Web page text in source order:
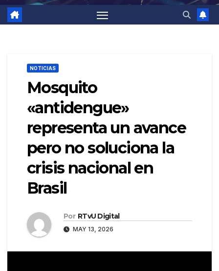
NOTICIAS
Mosquito
«antidengue»
representa un avance
pero no soluciona la
crisis nacional en
Brasil
Por RTvU Digital
MAY 13, 2026